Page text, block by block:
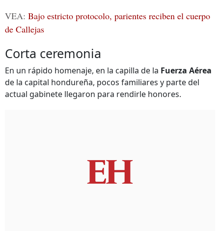
VEA: Bajo estricto protocolo, parientes reciben el cuerpo
de Callejas
Corta ceremonia
En un rápido homenaje, en la capilla de la Fuerza Aérea
de la capital hondureña, pocos familiares y parte del
actual gabinete llegaron para rendirle honores.